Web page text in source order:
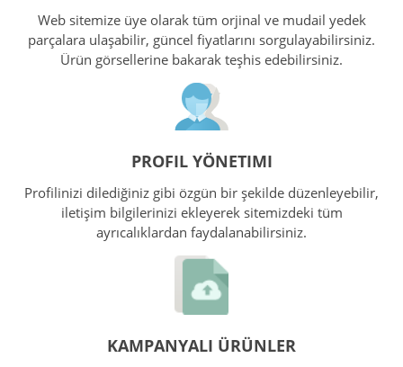
Web sitemize üye olarak tüm orjinal ve mudail yedek
parçalara ulaşabilir, güncel fiyatlarını sorgulayabilirsiniz.
Ürün görsellerine bakarak teşhis edebilirsiniz.
PROFIL YÖNETIMI
Profilinizi dilediğiniz gibi özgün bir şekilde düzenleyebilir,
iletişim bilgilerinizi ekleyerek sitemizdeki tüm
ayrıcalıklardan faydalanabilirsiniz.
KAMPANYALI ÜRÜNLER